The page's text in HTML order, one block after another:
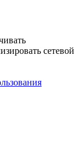
сетевой